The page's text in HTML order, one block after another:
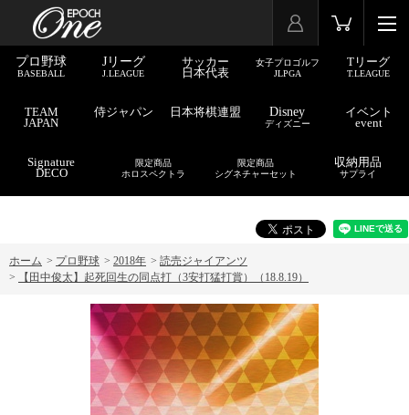
プロ野球
BASEBALL
Jリーグ
J.LEAGUE
サッカー
日本代表
女子プロゴルフ
JLPGA
Tリーグ
T.LEAGUE
TEAM
JAPAN
侍ジャパン 日本将棋連盟 Disney
ディズニー
イベント
event
Signature
DECO
限定商品
ホロスペクトラ
限定商品
シグネチャーセット
収納用品
サプライ
ホーム > プロ野球 > 2018年 > 読売ジャイアンツ
>
【田中俊太】起死回生の同点打（3安打猛打賞）（18.8.19）